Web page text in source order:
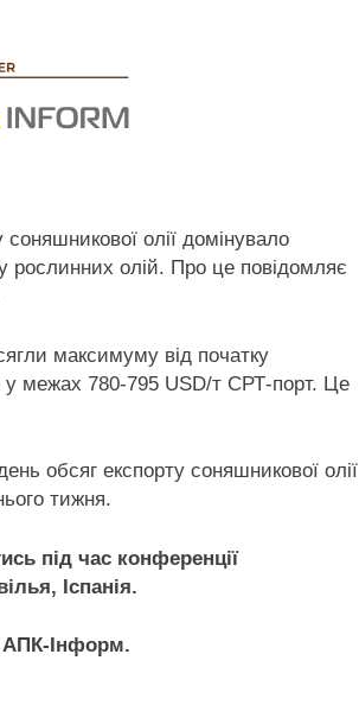
олії домінувало
рослинних олій. Про це повідомляє
максимуму від початку
у межах 780-795 USD/т СРТ-порт. Це
обсяг експорту соняшникової олії
тижня.
під час конференції
Іспанія.
АПК-Інформ.